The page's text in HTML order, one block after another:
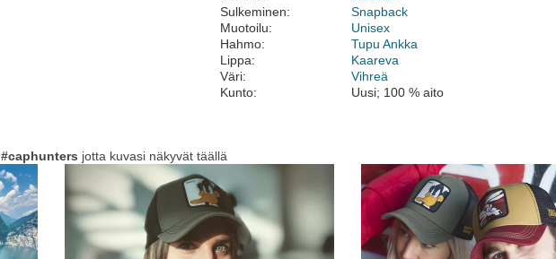
Sulkeminen:
Snapback
Muotoilu:
Unisex
Hahmo:
Tupu Ankka
Lippa:
Kaareva
Väri:
Vihreä
Kunto:
Uusi; 100 % aito
#caphunters jotta kuvasi näkyvät täällä